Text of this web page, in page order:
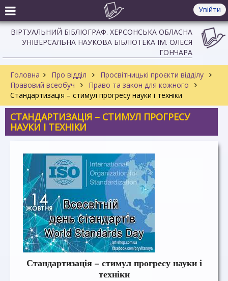
Увійти
ВІРТУАЛЬНИЙ БІБЛІОГРАФ. ХЕРСОНСЬКА ОБЛАСНА
УНІВЕРСАЛЬНА НАУКОВА БІБЛІОТЕКА ІМ. ОЛЕСЯ
ГОНЧАРА
Головна Про відділ
Просвітницькі проєкти відділу
Правовий всеобуч
Право та закон для кожного
Стандартизація – стимул прогресу науки і техніки
СТАНДАРТИЗАЦІЯ – СТИМУЛ ПРОГРЕСУ
НАУКИ І ТЕХНІКИ
Стандартизація – стимул прогресу науки і
техніки